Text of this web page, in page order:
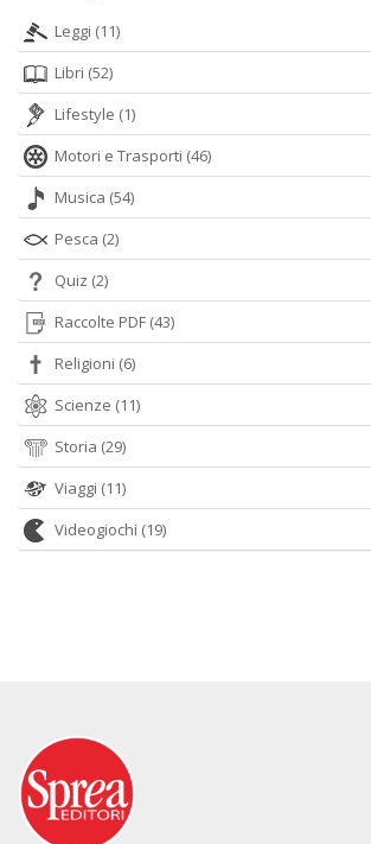
Leggi (11)
Libri (52)
Lifestyle (1)
Motori e Trasporti (46)
Musica (54)
Pesca (2)
Quiz (2)
Raccolte PDF (43)
Religioni (6)
Scienze (11)
Storia (29)
Viaggi (11)
Videogiochi (19)